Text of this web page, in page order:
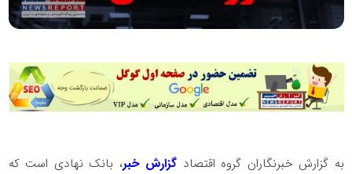
به گزارش خبرنگاران گروه اقتصاد گزارش خبر، بانک نهادی است که